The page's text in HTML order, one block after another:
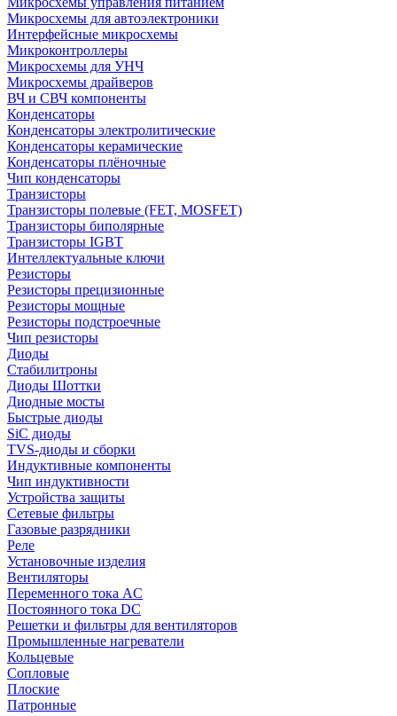
Микросхемы для автоэлектроники
Интерфейсные микросхемы
Микроконтроллеры
Микросхемы для УНЧ
Микросхемы драйверов
ВЧ и СВЧ компоненты
Конденсаторы
Конденсаторы электролитические
Конденсаторы керамические
Конденсаторы плёночные
Чип конденсаторы
Транзисторы
Транзисторы полевые (FET, MOSFET)
Транзисторы биполярные
Транзисторы IGBT
Интеллектуальные ключи
Резисторы
Резисторы прецизионные
Резисторы мощные
Резисторы подстроечные
Чип резисторы
Диоды
Стабилитроны
Диоды Шоттки
Диодные мосты
Быстрые диоды
SiC диоды
TVS-диоды и сборки
Индуктивные компоненты
Чип индуктивности
Устройства защиты
Сетевые фильтры
Газовые разрядники
Реле
Установочные изделия
Вентиляторы
Переменного тока AC
Постоянного тока DC
Решетки и фильтры для вентиляторов
Промышленные нагреватели
Кольцевые
Сопловые
Плоские
Патронные